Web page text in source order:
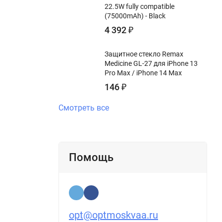
22.5W fully compatible
(75000mAh) - Black
4 392₽
Защитное стекло Remax
Medicine GL-27 для iPhone 13
Pro Max / iPhone 14 Max
146₽
Смотреть все
Помощь
opt@optmoskvaa.ru